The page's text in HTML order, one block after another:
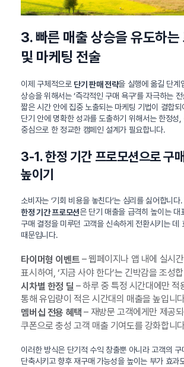
3. 빠른 매출 상승을 유도하는
및 마케팅 전술
이제 구체적으로 단기 판매 전략을 실행에 옮길 단계
상승을 위해서는 ‘즉각적인 구매 욕구’를 자극하는
짧은 시간 안에 집중 노출되는 마케팅 기법이 결합되
단기 안에 명확한 성과를 도출하기 위해서는 한정성
중심으로 한 정교한 캠페인 설계가 필요합니다.
3-1. 한정 기간 프로모션으로 구
높이기
소비자는 ‘기회 비용을 놓친다’는 심리를 싫어합니
한정 기간 프로모션은 단기 매출을 급격히 높이는 대
구매 결정을 미루던 고객을 신속하게 전환시키는 데
때문입니다.
타이머형 이벤트 – 웹페이지나 앱 내에 실시
표시하여, ‘지금 사야 한다’는 긴박감을 조성
시차별 한정 딜 – 하루 중 특정 시간대에만 적
통해 유입량이 적은 시간대의 매출을 높입니
멤버십 전용 혜택 – 재방문 고객에게만 제공
쿠폰으로 충성 고객 매출 기여도를 강화합니
이러한 방식은 단기적 수익 창출뿐 아니라 고객의 구
단축시키고 향후 재구매 가능성을 높이는 부가 효과